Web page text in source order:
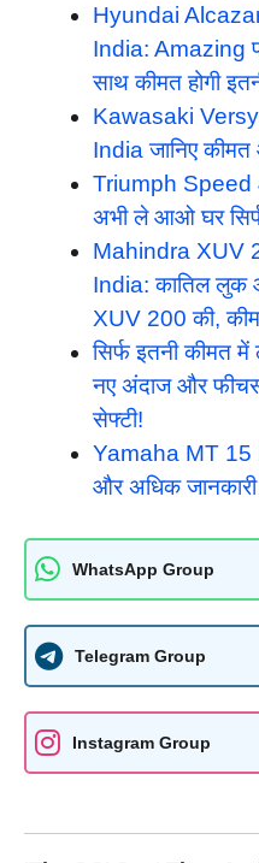
Hyundai
India: Amazing
साथ कीमत होगी
Kawasaki
India जानिए
Triumph Speed
अभी ले आओ घर
Mahindra XUV
India: कातिल लुक
XUV 200 की,
सिर्फ इतनी कीमत
नए अंदाज और
सेफ्टी!
Yamaha MT 15
और अधिक जानकारी
WhatsApp Group
Telegram Group
Instagram Group